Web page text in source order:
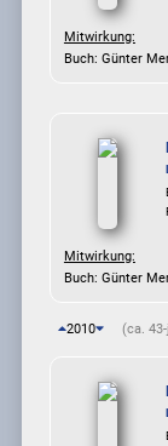
Mitwirkung:
Buch: Günter
Mitwirkung:
Buch: Günter
2010 (ca.